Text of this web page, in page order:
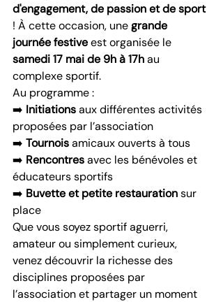
d'engagement, de passion et de sport
! À cette occasion, une grande
journée festive est organisée le
samedi 17 mai de 9h à 17h au
complexe sportif.
Au programme :
➡️ Initiations aux différentes activités
proposées par l’association
➡️ Tournois amicaux ouverts à tous
➡️ Rencontres avec les bénévoles et
éducateurs sportifs
➡️ Buvette et petite restauration sur
place
Que vous soyez sportif aguerri,
amateur ou simplement curieux,
venez découvrir la richesse des
disciplines proposées par
l’association et partager un moment